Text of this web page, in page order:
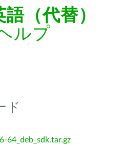
語（代替）
ルプ
ド
64_deb_sdk.tar.gz